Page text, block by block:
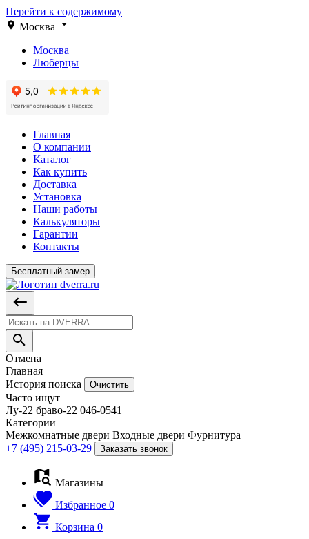
Перейти к содержимому
Москва
Москва
Люберцы
Главная
О компании
Каталог
Как купить
Доставка
Установка
Наши работы
Калькуляторы
Гарантии
Контакты
Бесплатный замер
Отмена
Главная
История поиска
Очистить
Часто ищут
Лу-22 браво-22 046-0541
Категории
Межкомнатные двери Входные двери Фурнитура
+7 (495) 215-03-29
Заказать звонок
Магазины
Избранное 0
Корзина 0